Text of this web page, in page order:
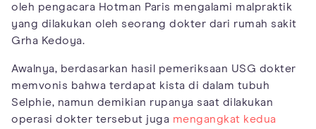
oleh pengacara Hotman Paris mengalami malpraktik
yang dilakukan oleh seorang dokter dari rumah sakit
Grha Kedoya.
Awalnya, berdasarkan hasil pemeriksaan USG dokter
memvonis bahwa terdapat kista di dalam tubuh
Selphie, namun demikian rupanya saat dilakukan
operasi dokter tersebut juga mengangkat kedua